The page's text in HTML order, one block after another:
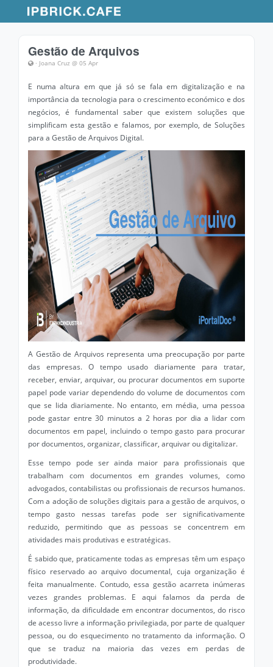
Gestão de Arquivos
· Joana Cruz @ 05 Apr
E numa altura em que já só se fala em digitalização e na
importância da tecnologia para o crescimento económico e dos
negócios, é fundamental saber que existem soluções que
simplificam esta gestão e falamos, por exemplo, de Soluções
para a Gestão de Arquivos Digital.
A Gestão de Arquivos representa uma preocupação por parte
das empresas. O tempo usado diariamente para tratar,
receber, enviar, arquivar, ou procurar documentos em suporte
papel pode variar dependendo do volume de documentos com
que se lida diariamente. No entanto, em média, uma pessoa
pode gastar entre 30 minutos a 2 horas por dia a lidar com
documentos em papel, incluindo o tempo gasto para procurar
por documentos, organizar, classificar, arquivar ou digitalizar.
Esse tempo pode ser ainda maior para profissionais que
trabalham com documentos em grandes volumes, como
advogados, contabilistas ou profissionais de recursos humanos.
Com a adoção de soluções digitais para a gestão de arquivos, o
tempo gasto nessas tarefas pode ser significativamente
reduzido, permitindo que as pessoas se concentrem em
atividades mais produtivas e estratégicas.
É sabido que, praticamente todas as empresas têm um espaço
físico reservado ao arquivo documental, cuja organização é
feita manualmente. Contudo, essa gestão acarreta inúmeras
vezes grandes problemas. E aqui falamos da perda de
informação, da dificuldade em encontrar documentos, do risco
de acesso livre a informação privilegiada, por parte de qualquer
pessoa, ou do esquecimento no tratamento da informação. O
que se traduz na maioria das vezes em perdas de
produtividade.